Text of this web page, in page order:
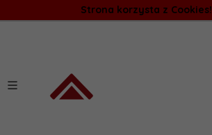
Strona korzysta z Cookies!